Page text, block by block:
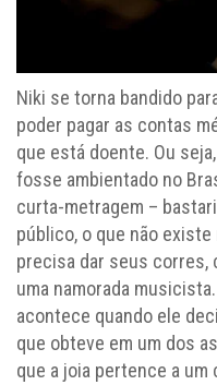
Niki se torna bandido
poder pagar as contas
que está doente. Ou
fosse ambientado no
curta-metragem –
público, o que não existe
precisa dar seus corres,
uma namorada
acontece quando ele
que obteve em um dos
que a joia pertence a